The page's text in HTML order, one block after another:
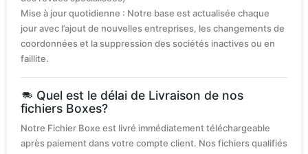
Mise à jour quotidienne : Notre base est actualisée chaque
jour avec l’ajout de nouvelles entreprises, les changements de
coordonnées et la suppression des sociétés inactives ou en
faillite.
Quel est le délai de Livraison de nos
fichiers Boxes?
Notre Fichier Boxe est livré immédiatement téléchargeable
après paiement dans votre compte client. Nos fichiers qualifiés